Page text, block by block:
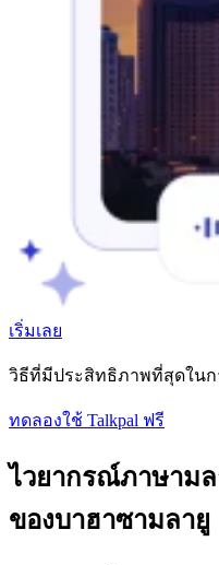
เริ่มเลย
วิธีที่มีประสิทธิภาพที่สุดในก
ทดลองใช้ Talkpal ฟรี
ไวยากรณ์ภาษามล
ของบาฮาซามลายู